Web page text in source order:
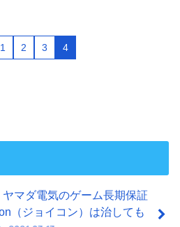
1 2 3 4
ヤマダ電気のゲーム長期保証
（ジョイコン）は治しても